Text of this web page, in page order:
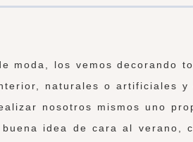
moda, los vemos decorando
naturales o artificiales y
nosotros mismos uno
idea de cara al verano,